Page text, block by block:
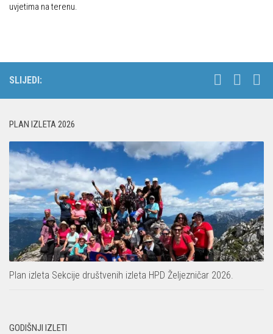
uvjetima na terenu.
SLIJEDI:
PLAN IZLETA 2026
Plan izleta Sekcije društvenih izleta HPD Željezničar 2026.
GODIŠNJI IZLETI